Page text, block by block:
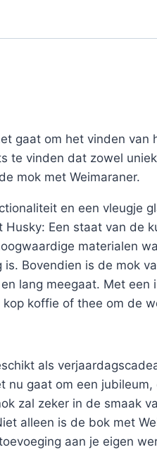
gaat om het vinden van
te vinden dat zowel
mok met Weimaraner.
en een vleugje
Een staat van de
materialen
Bovendien is de mok
lang meegaat. Met
koffie of thee om de
als
nu gaat om een
zal zeker in de smaak
alleen is de bok met
aan je eigen